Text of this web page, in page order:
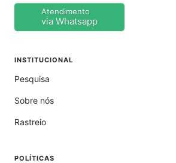
Atendimento
via Whatsapp
INSTITUCIONAL
Pesquisa
Sobre nós
Rastreio
POLÍTICAS